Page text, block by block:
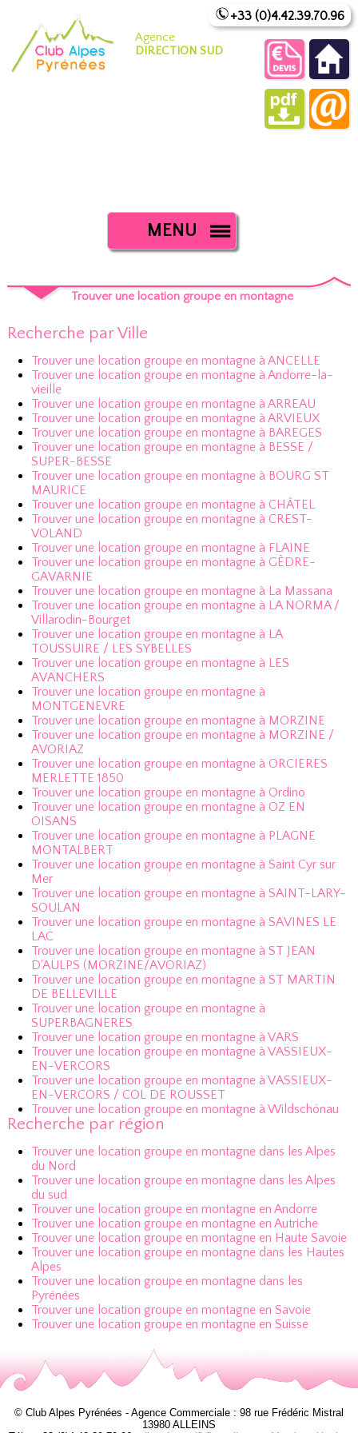
Agence
DIRECTION SUD
+33 (0)4.42.39.70.96
MENU
Trouver une location groupe en montagne
Recherche par Ville
Trouver une location groupe en montagne à ANCELLE
Trouver une location groupe en montagne à Andorre-la-
vieille
Trouver une location groupe en montagne à ARREAU
Trouver une location groupe en montagne à ARVIEUX
Trouver une location groupe en montagne à BAREGES
Trouver une location groupe en montagne à BESSE /
SUPER-BESSE
Trouver une location groupe en montagne à BOURG ST
MAURICE
Trouver une location groupe en montagne à CHÂTEL
Trouver une location groupe en montagne à CREST-
VOLAND
Trouver une location groupe en montagne à FLAINE
Trouver une location groupe en montagne à GÈDRE-
GAVARNIE
Trouver une location groupe en montagne à La Massana
Trouver une location groupe en montagne à LA NORMA /
Villarodin-Bourget
Trouver une location groupe en montagne à LA
TOUSSUIRE / LES SYBELLES
Trouver une location groupe en montagne à LES
AVANCHERS
Trouver une location groupe en montagne à
MONTGENEVRE
Trouver une location groupe en montagne à MORZINE
Trouver une location groupe en montagne à MORZINE /
AVORIAZ
Trouver une location groupe en montagne à ORCIERES
MERLETTE 1850
Trouver une location groupe en montagne à Ordino
Trouver une location groupe en montagne à OZ EN
OISANS
Trouver une location groupe en montagne à PLAGNE
MONTALBERT
Trouver une location groupe en montagne à Saint Cyr sur
Mer
Trouver une location groupe en montagne à SAINT-LARY-
SOULAN
Trouver une location groupe en montagne à SAVINES LE
LAC
Trouver une location groupe en montagne à ST JEAN
D'AULPS (MORZINE/AVORIAZ)
Trouver une location groupe en montagne à ST MARTIN
DE BELLEVILLE
Trouver une location groupe en montagne à
SUPERBAGNERES
Trouver une location groupe en montagne à VARS
Trouver une location groupe en montagne à VASSIEUX-
EN-VERCORS
Trouver une location groupe en montagne à VASSIEUX-
EN-VERCORS / COL DE ROUSSET
Trouver une location groupe en montagne à Wildschönau
Recherche par région
Trouver une location groupe en montagne dans les Alpes
du Nord
Trouver une location groupe en montagne dans les Alpes
du sud
Trouver une location groupe en montagne en Andorre
Trouver une location groupe en montagne en Autriche
Trouver une location groupe en montagne en Haute Savoie
Trouver une location groupe en montagne dans les Hautes
Alpes
Trouver une location groupe en montagne dans les
Pyrénées
Trouver une location groupe en montagne en Savoie
Trouver une location groupe en montagne en Suisse
© Club Alpes Pyrénées - Agence Commerciale : 98 rue Frédéric Mistral
13980 ALLEINS